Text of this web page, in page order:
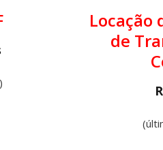
Locação
de